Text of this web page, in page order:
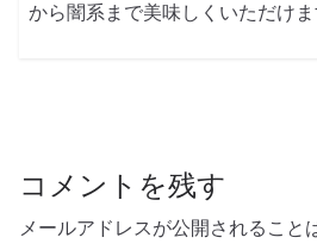
から闇系まで美味しくいただけま
コメントを残す
メールアドレスが公開されること